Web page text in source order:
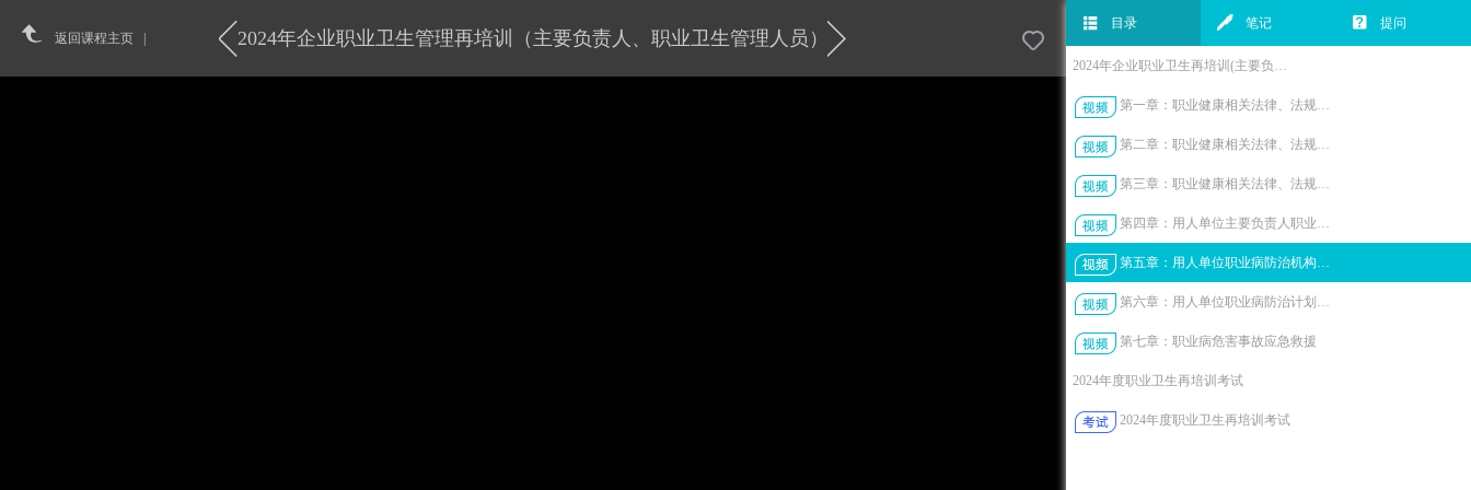
首页 课程 电力取证 注安 考试 职业卫生 更多 登录丨注册
返回课程主页 | 2024年企业职业卫生管理再培训（主要负责人、职业卫生管理人员）
目录 笔记 提问
2024年企业职业卫生再培训(主要负责人、职业卫生...
第一章：职业健康相关法律、法规、规章及主要职业卫生...
第二章：职业健康相关法律、法规、规章及主要职业卫生...
第三章：职业健康相关法律、法规、规章及主要职业卫生...
第四章：用人单位主要负责人职业病防治责任
第五章：用人单位职业病防治机构和规章制度建设
第六章：用人单位职业病防治计划和实施方案制定
第七章：职业病危害事故应急救援
2024年度职业卫生再培训考试
2024年度职业卫生再培训考试